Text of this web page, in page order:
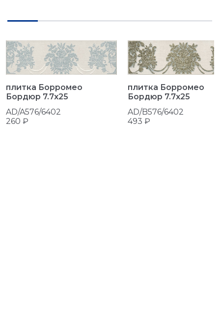
плитка Борромео
Бордюр 7.7x25
AD/A576/6402
260 ₽
плитка Борромео
Бордюр 7.7x25
AD/B576/6402
493 ₽